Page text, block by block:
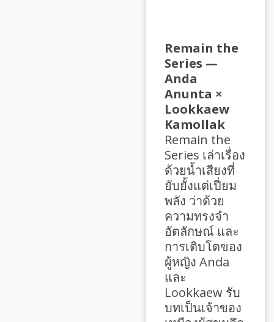
Remain the
Series —
Anda
Anunta ×
Lookkaew
Kamollak
Remain the
Series เล่าเรื่อง
ด้วยน้ำเสียงที่
ยับยั้งแต่เปี่ยม
พลัง ว่าด้วย
ความทรงจำ
อัตลักษณ์ และ
การเติบโตของ
ผู้หญิง Anda
และ
Lookkaew รับ
บทเป็นเจ้าของ